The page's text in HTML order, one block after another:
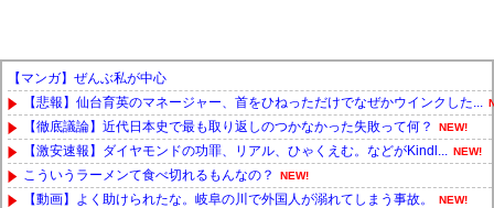
【マンガ】ぜんぶ私が中心
【悲報】仙台育英のマネージャー、首をひねっただけでなぜかウインクした...
【徹底議論】近代日本史で最も取り返しのつかなかった失敗って何？ NEW!
【激安速報】ダイヤモンドの功罪、リアル、ひゃくえむ。などがKindl... NEW!
こういうラーメンて食べ切れるもんなの？ NEW!
【動画】よく助けられたな。岐阜の川で外国人が溺れてしまう事故。 NEW!